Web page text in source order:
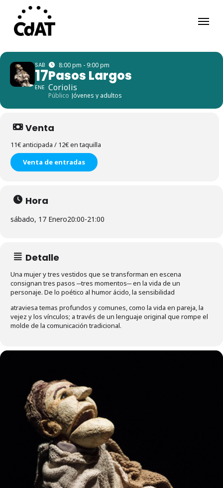
main
Menu
SAB
17
ENE
8:00 pm - 9:00 pm
Pasos Largos
Coriolis
Público Jóvenes y adultos
Venta
11€ anticipada / 12€ en taquilla
Venta de entradas
Hora
sábado, 17 Enero20:00-21:00
Detalle
Una mujer y tres vestidos que se transforman en escena
consignan tres pasos ─tres momentos─ en la vida de un
personaje. De lo poético al humor ácido, la sensibilidad
atraviesa temas profundos y comunes, como la vida en pareja, la
vejez y los vínculos; a través de un lenguaje original que rompe el
molde de la comunicación tradicional.